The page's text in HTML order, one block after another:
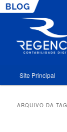
principal
Pular
Pular
Site Principal
ARQUIVO DA